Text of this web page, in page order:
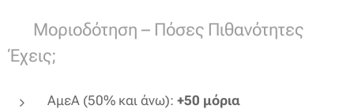
📊 Μοριοδότηση – Πόσες Πιθανότητες
Έχεις;
ΑμεΑ (50% και άνω): +50 μόρια